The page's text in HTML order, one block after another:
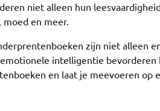
niet alleen hun
en meer.
zijn niet alleen
intelligentie bevorderen
en laat je meevoeren op